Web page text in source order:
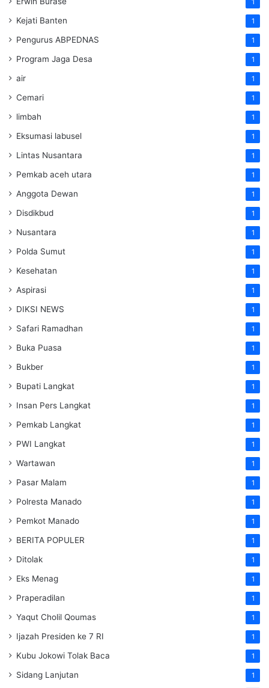
1
Kejati Banten 1
Pengurus ABPEDNAS 1
Program Jaga Desa 1
air 1
Cemari 1
limbah 1
Eksumasi labusel 1
Lintas Nusantara 1
Pemkab aceh utara 1
Anggota Dewan 1
Disdikbud 1
Nusantara 1
Polda Sumut 1
Kesehatan 1
Aspirasi 1
DIKSI NEWS 1
Safari Ramadhan 1
Buka Puasa 1
Bukber 1
Bupati Langkat 1
Insan Pers Langkat 1
Pemkab Langkat 1
PWI Langkat 1
Wartawan 1
Pasar Malam 1
Polresta Manado 1
Pemkot Manado 1
BERITA POPULER 1
Ditolak 1
Eks Menag 1
Praperadilan 1
Yaqut Cholil Qoumas 1
Ijazah Presiden ke 7 RI 1
Kubu Jokowi Tolak Baca 1
Sidang Lanjutan 1